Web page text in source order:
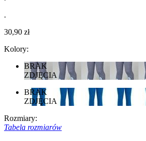
.
30,90 zł
Kolory:
BRAK
ZDJĘCIA
BRAK
ZDJĘCIA
Rozmiary:
Tabela rozmiarów